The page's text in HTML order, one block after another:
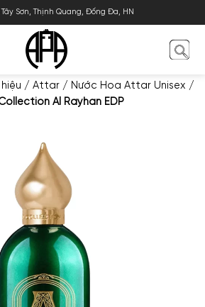
Tây Sơn, Thịnh Quang, Đống Đa, HN
hiệu / Attar/ Nước Hoa Attar Unisex /
Al Rayhan EDP